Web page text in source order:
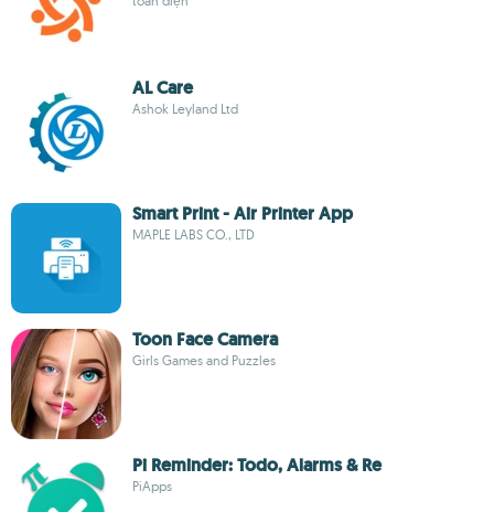
AL Care
Ashok Leyland Ltd
Smart Print - Air Printer App
MAPLE LABS CO., LTD
Toon Face Camera
Girls Games and Puzzles
Pi Reminder: Todo, Alarms & Re
PiApps